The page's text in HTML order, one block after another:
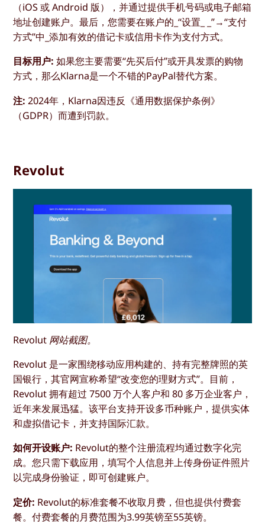
（iOS 或 Android 版），并通过提供手机号码或电子邮箱
地址创建账户。最后，您需要在账户的_“设置_ _”→“支付
方式”中_添加有效的借记卡或信用卡作为支付方式。
目标用户: 如果您主要需要“先买后付”或开具发票的购物
方式，那么Klarna是一个不错的PayPal替代方案。
注: 2024年，Klarna因违反《通用数据保护条例》
（GDPR）而遭到罚款。
Revolut
Revolut 网站截图。
Revolut 是一家围绕移动应用构建的、持有完整牌照的英
国银行，其官网宣称希望“改变您的理财方式”。目前，
Revolut 拥有超过 7500 万个人客户和 80 多万企业客户，
近年来发展迅猛。该平台支持开设多币种账户，提供实体
和虚拟借记卡，并支持国际汇款。
如何开设账户: Revolut的整个注册流程均通过数字化完
成。您只需下载应用，填写个人信息并上传身份证件照片
以完成身份验证，即可创建账户。
定价: Revolut的标准套餐不收取月费，但也提供付费套
餐。付费套餐的月费范围为3.99英镑至55英镑。